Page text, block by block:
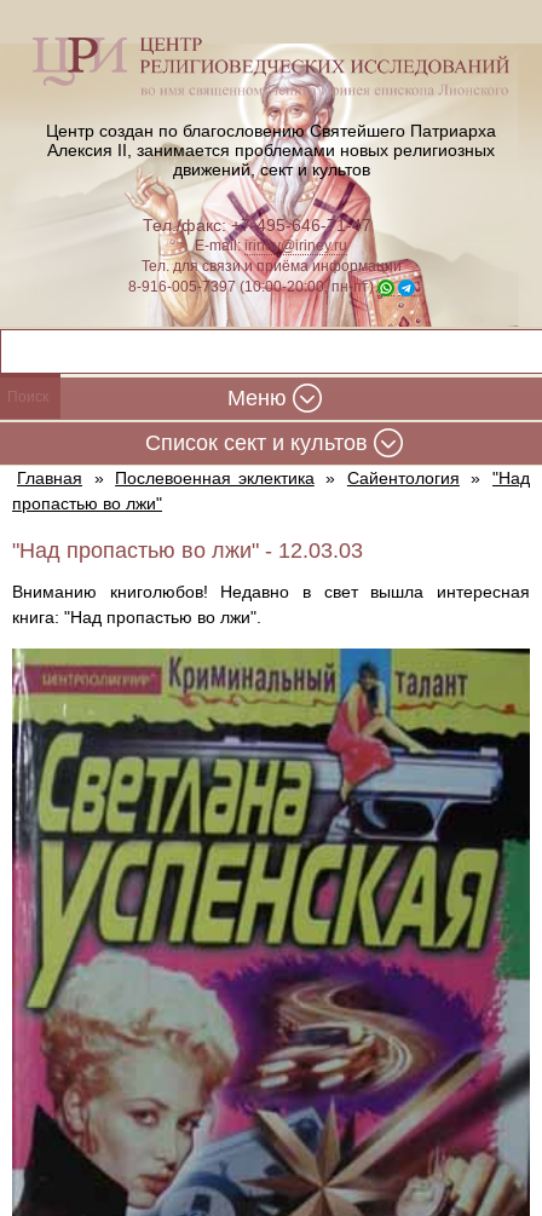
Центр создан по благословению Святейшего Патриарха
Алексия II, занимается проблемами новых религиозных
движений, сект и культов
Тел./факс: +7-495-646-71-47
E-mail:iriney@iriney.ru
Тел. для связи и приёма информации
8-916-005-7397 (10:00-20:00, пн-пт)
Меню
Cписок сект и культов
Главная » Послевоенная эклектика » Сайентология »
"Над
пропастью во лжи"
"Над пропастью во лжи" - 12.03.03
Вниманию книголюбов! Недавно в свет вышла интересная
книга: "Над пропастью во лжи".